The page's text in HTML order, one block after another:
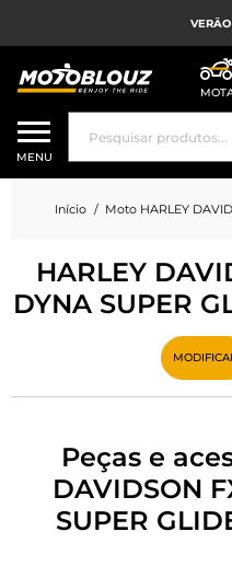
VERÃO
CAPACETE
MX, ENDURO
HIGH-TECH
AIRBAG DE
ACESSÓRIOS
BAGAGEM
MENU
Início Moto HARLEY
HARLEY
DYNA SUPER
Peças e
DAVIDSON
SUPER